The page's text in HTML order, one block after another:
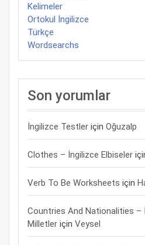
Kelimeler
Ortokul İngilizce
Türkçe
Wordsearchs
Son yorumlar
İngilizce Testler için Oğuzalp
Clothes – İngilizce Elbiseler
Verb To Be Worksheets için
Countries And Nationalities –
Milletler için Veysel